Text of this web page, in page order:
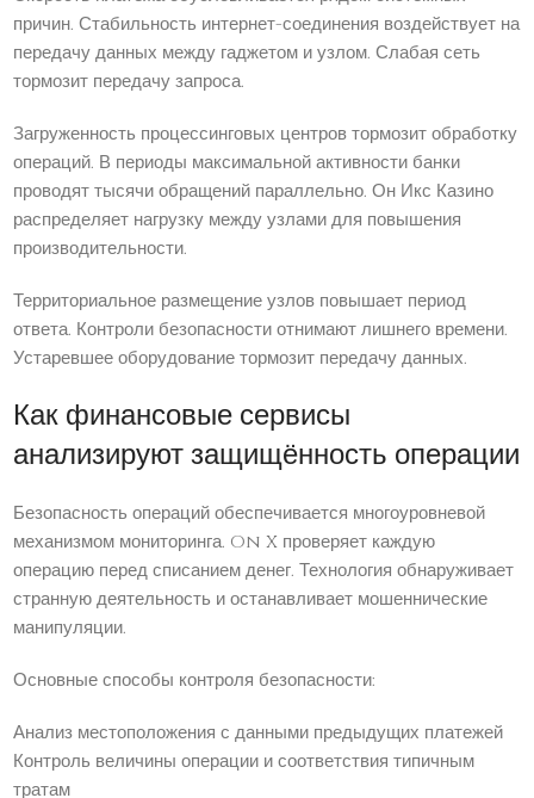
причин. Стабильность интернет-соединения воздействует на
передачу данных между гаджетом и узлом. Слабая сеть
тормозит передачу запроса.
Загруженность процессинговых центров тормозит обработку
операций. В периоды максимальной активности банки
проводят тысячи обращений параллельно. Он Икс Казино
распределяет нагрузку между узлами для повышения
производительности.
Территориальное размещение узлов повышает период
ответа. Контроли безопасности отнимают лишнего времени.
Устаревшее оборудование тормозит передачу данных.
Как финансовые сервисы
анализируют защищённость операции
Безопасность операций обеспечивается многоуровневой
механизмом мониторинга. On X проверяет каждую
операцию перед списанием денег. Технология обнаруживает
странную деятельность и останавливает мошеннические
манипуляции.
Основные способы контроля безопасности:
Анализ местоположения с данными предыдущих платежей
Контроль величины операции и соответствия типичным
тратам